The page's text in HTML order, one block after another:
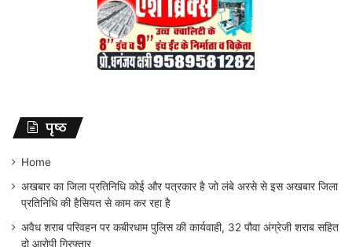
पृष्ठ
Home
अखबार का जिला प्रतिनिधि कोई और पत्रकार है जो लंबे अरसे से इस अखबार जिला
प्रतिनिधि की हैसियत से काम कर रहा है
अवैध शराब परिवहन पर कबीरधाम पुलिस की कार्यवाही, 32 पौवा अंग्रेजी शराब सहित
दो आरोपी गिरफ्तार